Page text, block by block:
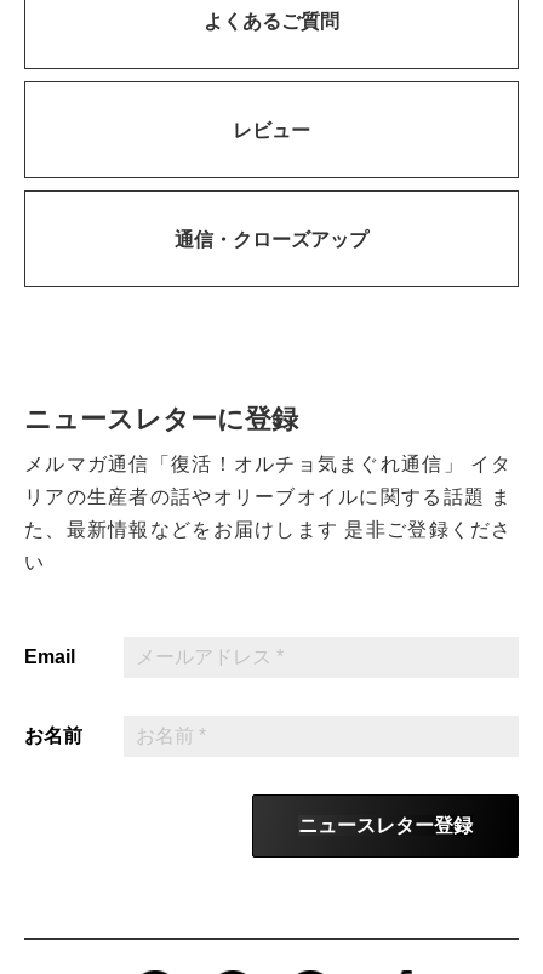
よくあるご質問
レビュー
通信・ クローズアップ
ニュースレターに登録
メルマガ通信「復活！オルチョ気まぐれ通信」
イタ
リアの生産者の話やオリーブオイルに関する話題 ま
た、最新情報などをお届けします 是非ご登録くださ
い
Email
お名前
ニュースレター登録